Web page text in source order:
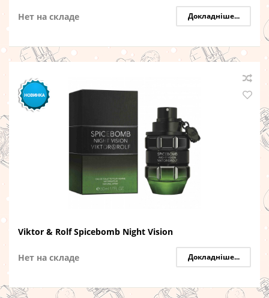
Нет на складе Докладніше...
Viktor & Rolf Spicebomb Night Vision
Нет на складе Докладніше...